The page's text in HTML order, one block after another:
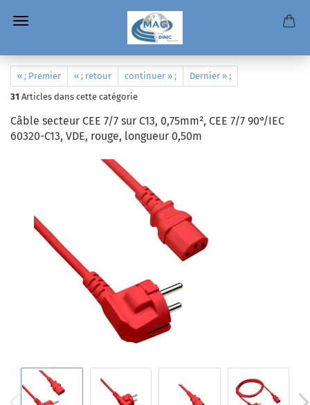
« ; Premier « ; retour continuer » ;
Dernier » ;
31 Articles dans cette catégorie
Câble secteur CEE 7/7 sur C13, 0,75mm², CEE 7/7 90°/IEC
60320-C13, VDE, rouge, longueur 0,50m